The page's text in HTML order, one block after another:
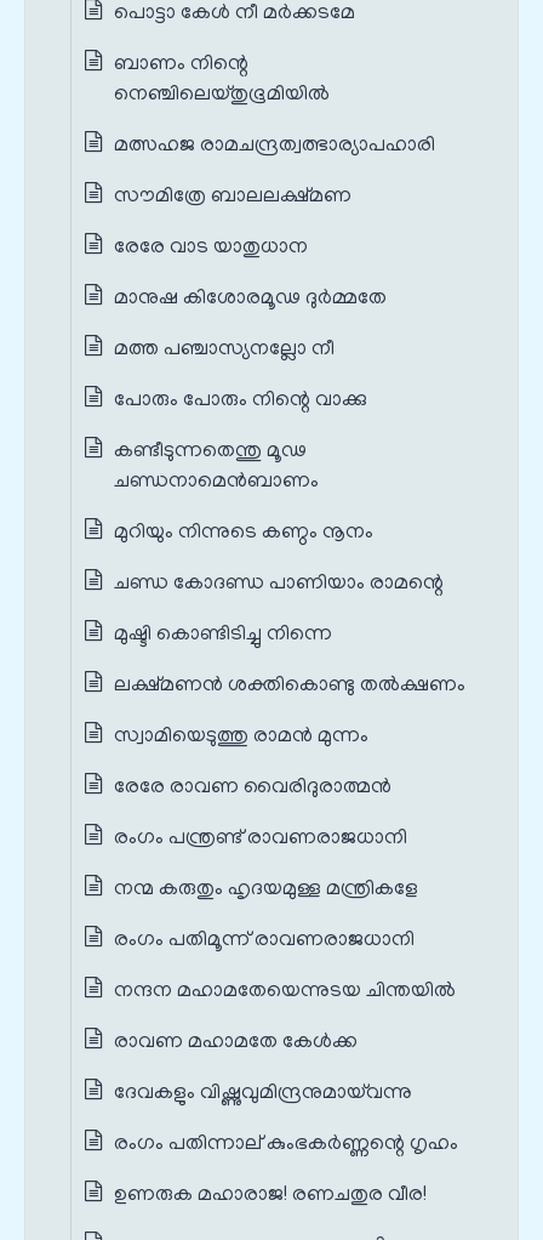
പൊട്ടാ കേൾ നീ മര്‍ക്കടമേ
ബാണം നിന്റെ
നെഞ്ചിലെയ്തുഭൂമിയില്‍
മത്സഹജ രാമചന്ദ്രത്വത്ഭാര്യാപഹാരി
സൗമിത്രേ ബാലലക്ഷ്മണ
രേരേ വാട യാതുധാന
മാനുഷ കിശോരമൂഢ ദുര്‍മ്മതേ
മത്ത പഞ്ചാസ്യനല്ലോ നീ
പോരും പോരും നിന്റെ വാക്കു
കണ്ടീടുന്നതെന്തു മൂഢ
ചണ്ഡനാമെന്‍ബാണം
മുറിയും നിന്നുടെ കണ്ഠം നൂനം
ചണ്ഡ കോദണ്ഡ പാണിയാം രാമന്റെ
മുഷ്ടി കൊണ്ടിടിച്ചു നിന്നെ
ലക്ഷ്മണൻ ശക്തികൊണ്ടു തൽക്ഷണം
സ്വാമിയെടുത്തു രാമൻ മുന്നം
രേരേ രാവണ വൈരിദുരാത്മൻ
രംഗം പന്ത്രണ്ട് രാവണരാജധാനി
നന്മ കരുതും ഹൃദയമുള്ള മന്ത്രികളേ
രംഗം പതിമൂന്ന് രാവണരാജധാനി
നന്ദന മഹാമതേയെന്നുടയ ചിന്തയിൽ
രാവണ മഹാമതേ കേൾക്ക
ദേവകളും വിഷ്ണുവുമിന്ദ്രനുമായ്‌വന്നു
രംഗം പതിന്നാല് കുംഭകർണ്ണന്റെ ഗൃഹം
ഉണരുക മഹാരാജ! രണചതുര വീര!